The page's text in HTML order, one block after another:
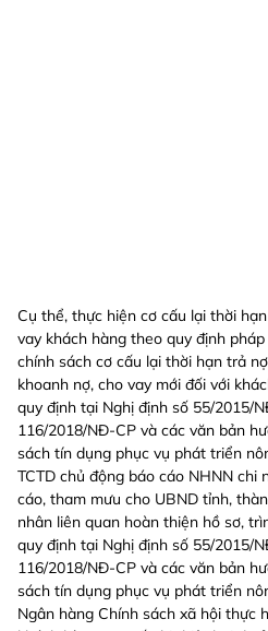
Cụ thể, thực hiện cơ cấu lại thời
vay khách hàng theo quy định
chính sách cơ cấu lại thời hạn trả
khoanh nợ, cho vay mới đối với
quy định tại Nghị định số 55/2015/
116/2018/NĐ-CP và các văn bản
sách tín dụng phục vụ phát triển
TCTD chủ động báo cáo NHNN chi
cáo, tham mưu cho UBND tỉnh,
nhân liên quan hoàn thiện hồ sơ,
quy định tại Nghị định số 55/2015/
116/2018/NĐ-CP và các văn bản
sách tín dụng phục vụ phát triển
Ngân hàng Chính sách xã hội thực